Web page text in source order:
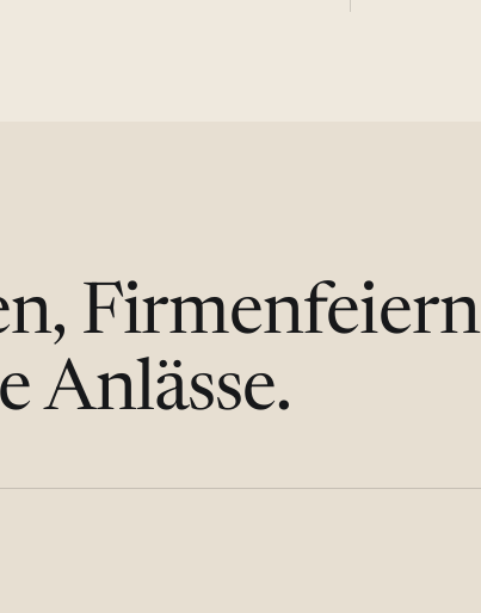
Firmenfeiern
Anlässe.